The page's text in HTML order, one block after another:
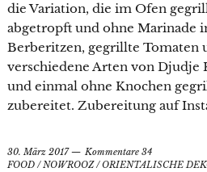
die Variation, die im Ofen
abgetropft und ohne Marinade
Berberitzen, gegrillte Tomaten
verschiedene Arten von Djudje
und einmal ohne Knochen
zubereitet. Zubereitung auf
30. März 2017
Kommentare 34
FOOD /NOWROOZ/ORIENTALISCHE